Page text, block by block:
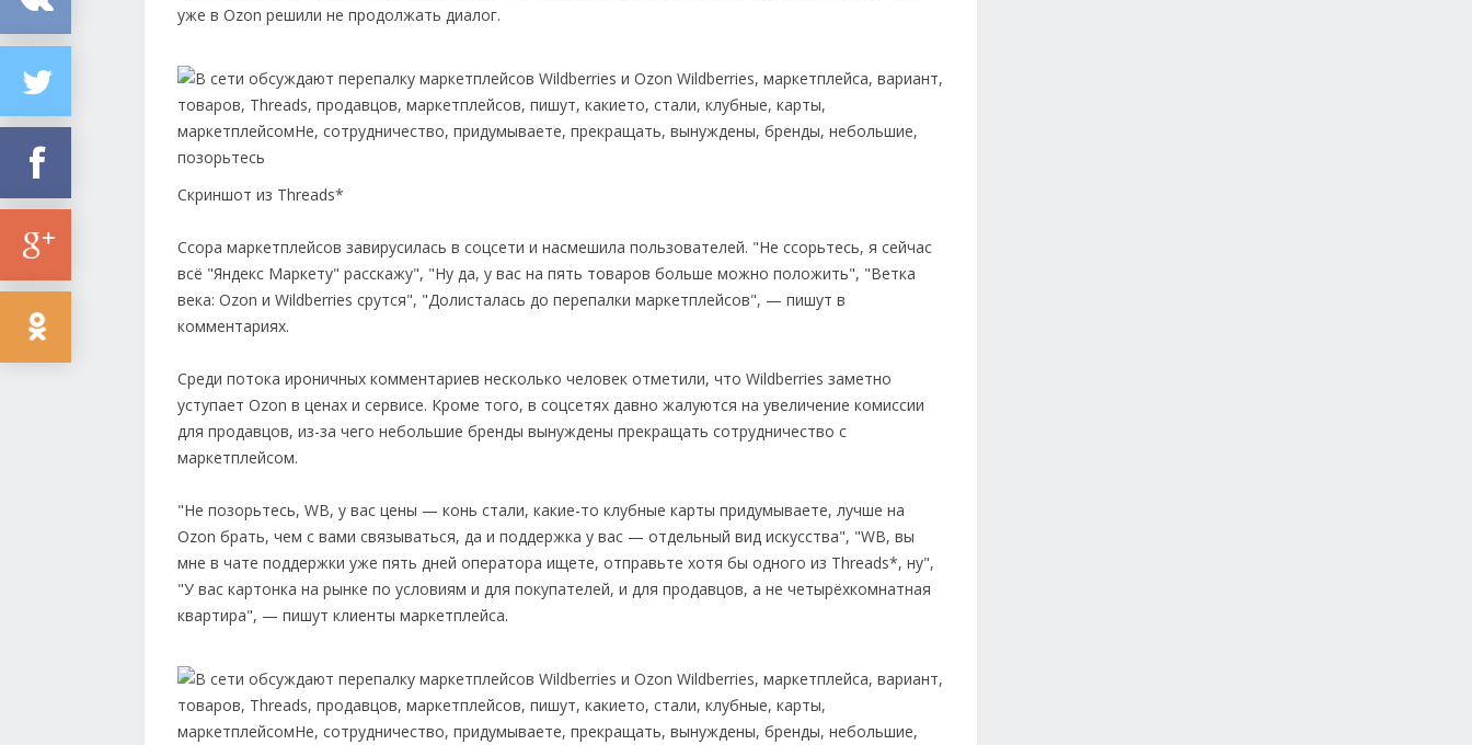
уже в Ozon решили не продолжать диалог.
Скриншот из Threads*
Ссора маркетплейсов завирусилась в соцсети и насмешила пользователей. "Не ссорьтесь, я сейчас
всё "Яндекс Маркету" расскажу", "Ну да, у вас на пять товаров больше можно положить", "Ветка
века: Ozon и Wildberries срутся", "Долисталась до перепалки маркетплейсов", — пишут в
комментариях.
Среди потока ироничных комментариев несколько человек отметили, что Wildberries заметно
уступает Ozon в ценах и сервисе. Кроме того, в соцсетях давно жалуются на увеличение комиссии
для продавцов, из-за чего небольшие бренды вынуждены прекращать сотрудничество с
маркетплейсом.
"Не позорьтесь, WB, у вас цены — конь стали, какие-то клубные карты придумываете, лучше на
Ozon брать, чем с вами связываться, да и поддержка у вас — отдельный вид искусства", "WB, вы
мне в чате поддержки уже пять дней оператора ищете, отправьте хотя бы одного из Threads*, ну",
"У вас картонка на рынке по условиям и для покупателей, и для продавцов, а не четырёхкомнатная
квартира", — пишут клиенты маркетплейса.